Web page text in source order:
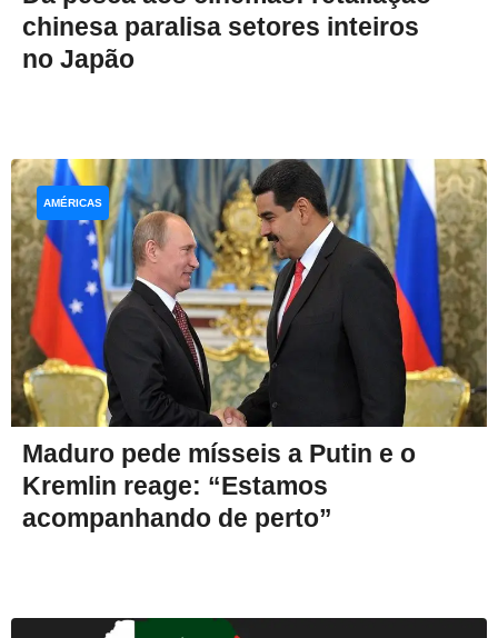
chinesa paralisa setores inteiros
no Japão
Maduro pede mísseis a Putin e o
Kremlin reage: “Estamos
acompanhando de perto”
AMÉRICAS